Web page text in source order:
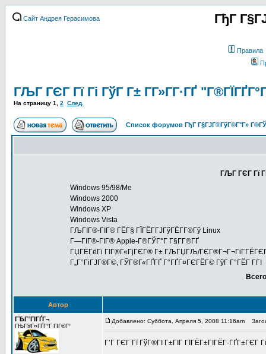
Сайт Андрея Герасимова ГђГ
Правила
ГЉГ ГЄГ Гї Гі ГўГ Г± Г­Г»Г­Г·ГҐ
На страницу 1 2 След.
Список форумов ГђГ Г§ГЈГ®ГўГ®Г°Г»
ГЉГ ГЄГ Гї
Windows 95/98/Me
Windows 2000
Windows XP
Windows Vista
ГЉГІГ®-ГІГ® ГЁГ§ ГЇГЁГ­ГЈГўГЁГ­Г®Гў Linux
Г—ГІГ®-ГІГ® Apple-Г®ГЎГ°Г Г§Г­Г®ГҐ
ГЏГЁГёГі ГІГ®Г«ГјГЄГ® Г± ГЉГЏГЉ/ГЄГ®Г¬Г¬ГіГ­ГЁГЄГ
Г„Г°ГіГЈГ®Г©, ГЎГ®Г«ГҐГҐ Г°ГҐГ¤ГЄГЁГ© ГўГ Г°ГЁГ Г­ГІ
Автор
ГЂГ°ГІГҐГ¬
ГЊГ®Г¤ГҐГ°Г ГІГ®Г°
Добавлено: Суббота, Апреля 5, 2008 11:16am
Г’Г ГЄГ Гї ГўГ®ГІ Г±ГІГ ГІГЁГ±ГІГЁГ·ГҐГ±ГЄГ